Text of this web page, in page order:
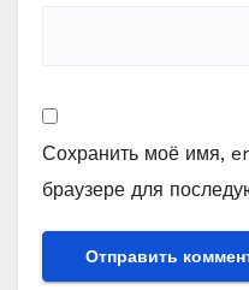
Сохранить моё имя,
браузере для